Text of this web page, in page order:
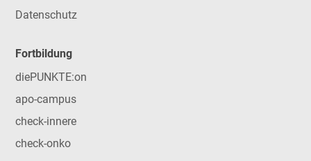
Datenschutz
Fortbildung
diePUNKTE:on
apo-campus
check-innere
check-onko